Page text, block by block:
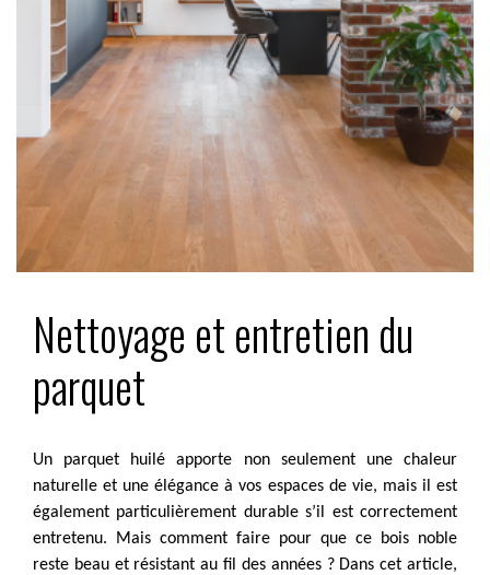
Nettoyage et entretien du
parquet
Un parquet huilé apporte non seulement une chaleur
naturelle et une élégance à vos espaces de vie, mais il est
également particulièrement durable s’il est correctement
entretenu. Mais comment faire pour que ce bois noble
reste beau et résistant au fil des années ? Dans cet article,